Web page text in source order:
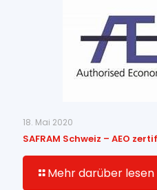
18. Mai 2020
SAFRAM Schweiz – AEO
Mehr darüber lesen